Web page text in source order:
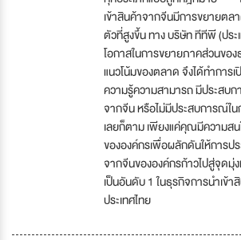
เข้าสินค้าจากจีนมีการขยายตล
ตัวที่สูงขึ้น ทาง บริษัท ทีทีพี (ประ
โอกาสในการขยายภาคส่วนขอ
แนวโน้มของตลาด จึงได้ทำกา
ความรู้ความสามารถ มีประสบ
จากจีน หรือไม่มีประสบการณ์ใ
เลยก็ตาม เพียงแค่คุณมีความส
ขององค์กรเพื่อผลักดันให้การป
จากจีนขององค์กรก้าวไปสู่จุดมุ่
เป็นอันดับ 1 ในธุรกิจการนำเข้า
ประเทศไทย